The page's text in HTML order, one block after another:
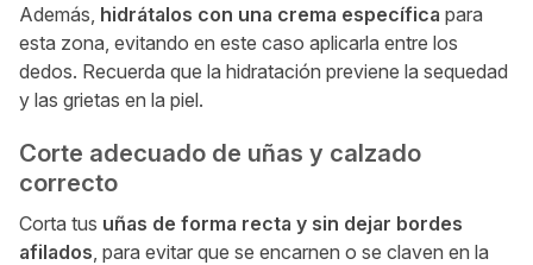
Además, hidrátalos con una crema específica para
esta zona, evitando en este caso aplicarla entre los
dedos. Recuerda que la hidratación previene la sequedad
y las grietas en la piel.
Corte adecuado de uñas y calzado
correcto
Corta tus uñas de forma recta y sin dejar bordes
afilados , para evitar que se encarnen o se claven en la